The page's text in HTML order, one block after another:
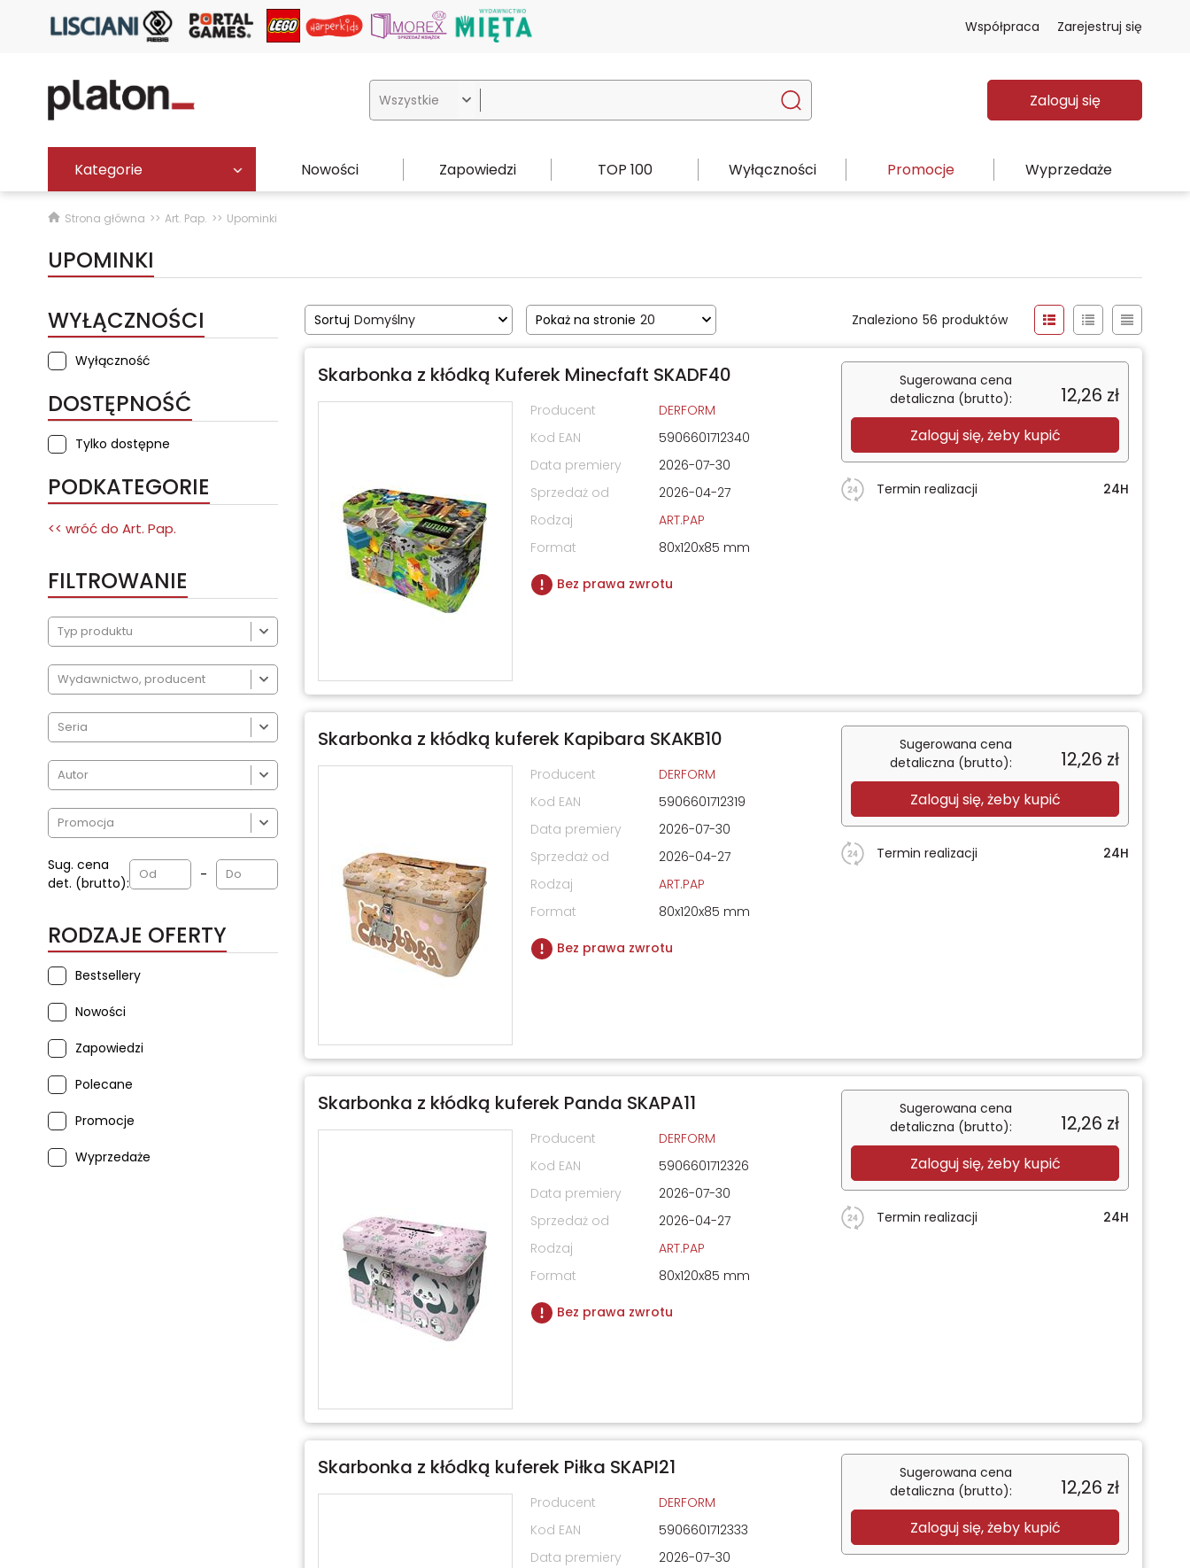
Współpraca Zarejestruj się
 Zaloguj się
Kategorie Nowości Zapowiedzi TOP 100 Wyłączności Promocje Wyprzedaże
Strona główna Art. Pap. Upominki
UPOMINKI
WYŁĄCZNOŚCI
Wyłączność
DOSTĘPNOŚĆ
Tylko dostępne
PODKATEGORIE
<< wróć do Art. Pap.
FILTROWANIE





Sug. cena
det. (brutto):
-
RODZAJE OFERTY
Bestsellery
Nowości
Zapowiedzi
Polecane
Promocje
Wyprzedaże
Sortuj Domyślny Pokaż na stronie 20 Znaleziono 56 produktów
Skarbonka z kłódką Kuferek Minecfaft SKADF40
Producent
DERFORM
Kod EAN
5906601712340
Data premiery
2026-07-30
Sprzedaż od
2026-04-27
Rodzaj
ART.PAP
Format
80x120x85 mm
Bez prawa zwrotu
Sugerowana cena
detaliczna (brutto):
12,26 zł
Zaloguj się, żeby kupić
Termin realizacji 24H
Skarbonka z kłódką kuferek Kapibara SKAKB10
Producent
DERFORM
Kod EAN
5906601712319
Data premiery
2026-07-30
Sprzedaż od
2026-04-27
Rodzaj
ART.PAP
Format
80x120x85 mm
Bez prawa zwrotu
Sugerowana cena
detaliczna (brutto):
12,26 zł
Zaloguj się, żeby kupić
Termin realizacji 24H
Skarbonka z kłódką kuferek Panda SKAPA11
Producent
DERFORM
Kod EAN
5906601712326
Data premiery
2026-07-30
Sprzedaż od
2026-04-27
Rodzaj
ART.PAP
Format
80x120x85 mm
Bez prawa zwrotu
Sugerowana cena
detaliczna (brutto):
12,26 zł
Zaloguj się, żeby kupić
Termin realizacji 24H
Skarbonka z kłódką kuferek Piłka SKAPI21
Producent
DERFORM
Kod EAN
5906601712333
Data premiery
2026-07-30
Sugerowana cena
detaliczna (brutto):
12,26 zł
Zaloguj się, żeby kupić